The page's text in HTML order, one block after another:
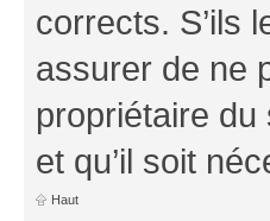
corrects. S’ils
assurer de ne
propriétaire
et qu’il soit
Haut